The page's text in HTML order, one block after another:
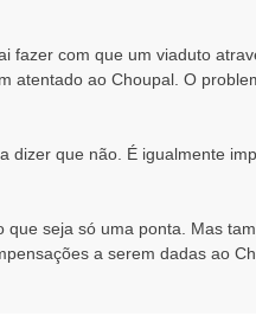
com que um viaduto
ao Choupal. O
que não. É igualmente
seja só uma ponta. Mas
a serem dadas ao